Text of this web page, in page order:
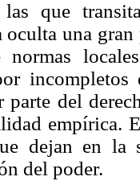
las que
una
normas
incompletos
del
empírica.
dejan en la
del poder.